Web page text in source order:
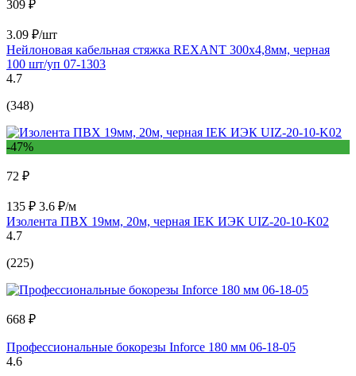
309 ₽
3.09 ₽/шт
Нейлоновая кабельная стяжка REXANT 300x4,8мм, черная
100 шт/уп 07-1303
4.7
(348)
-47%
72 ₽
135 ₽ 3.6 ₽/м
Изолента ПВХ 19мм, 20м, черная IEK ИЭК UIZ-20-10-K02
4.7
(225)
668 ₽
Профессиональные бокорезы Inforce 180 мм 06-18-05
4.6